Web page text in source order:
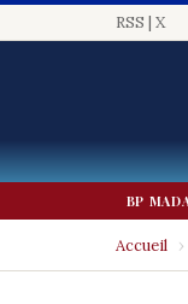
RSS | X
BP
Accueil ›